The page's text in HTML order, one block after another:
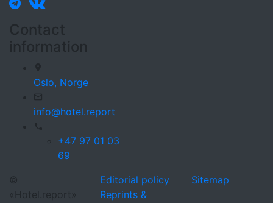
Contact
information
Oslo, Norge
info@hotel.report
+47 97 01 03
69
©
«Hotel.report»
Editorial policy
Reprints &
Sitemap